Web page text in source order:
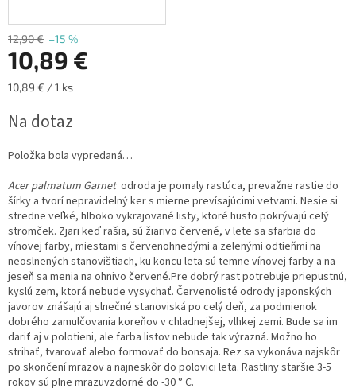
12,90 € –15 %
10,89 €
Jednotková
10,89 € / 1 ks
Na dotaz
Položka bola vypredaná…
Acer palmatum Garnetodroda je pomaly rastúca, prevažne rastie do
šírky a tvorí nepravidelný ker s mierne prevísajúcimi vetvami. Nesie si
stredne veľké, hlboko vykrajované listy, ktoré husto pokrývajú celý
stromček. Zjari keď rašia, sú žiarivo červené, v lete sa sfarbia do
vínovej farby, miestami s červenohnedými a zelenými odtieňmi na
neoslnených stanovištiach, ku koncu leta sú temne vínovej farby a na
jeseň sa menia na ohnivo červené.Pre dobrý rast potrebuje priepustnú,
kyslú zem, ktorá nebude vysychať. Červenolisté odrody japonských
javorov znášajú aj slnečné stanoviská po celý deň, za podmienok
dobrého zamulčovania koreňov v chladnejšej, vlhkej zemi. Bude sa im
dariť aj v polotieni, ale farba listov nebude tak výrazná. Možno ho
strihať, tvarovať alebo formovať do bonsaja. Rez sa vykonáva najskôr
po skončení mrazov a najneskôr do polovici leta. Rastliny staršie 3-5
rokov sú plne mrazuvzdorné do -30 ° C.